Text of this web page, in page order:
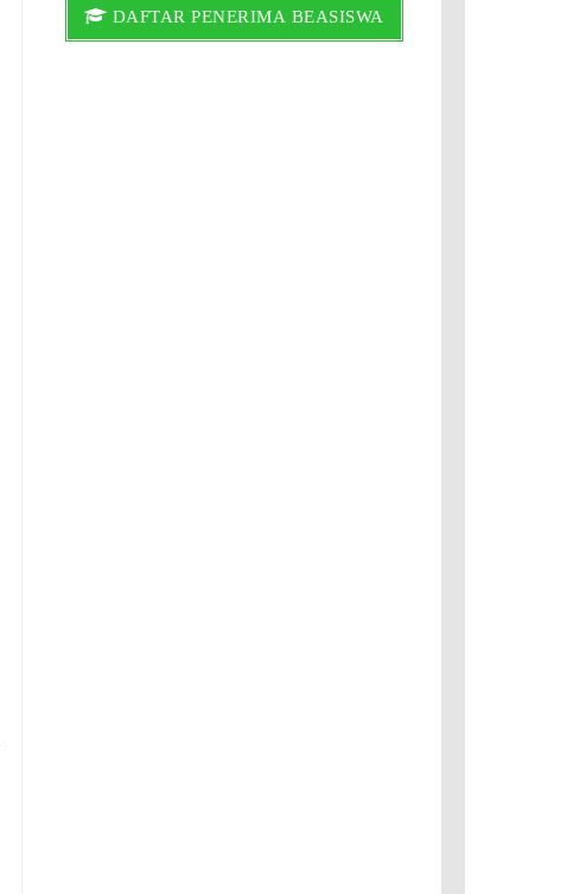
DAFTAR PENERIMA BEASISWA